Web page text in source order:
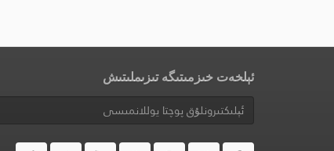
ئېلخەت خىزمىتىگە تىزىملىتىش